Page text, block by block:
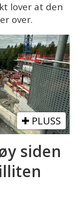
lover at den
over.
PLUSS
siden